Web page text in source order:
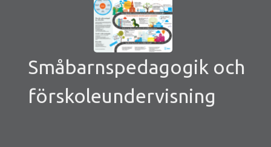
Småbarnspedagogik och
förskoleundervisning